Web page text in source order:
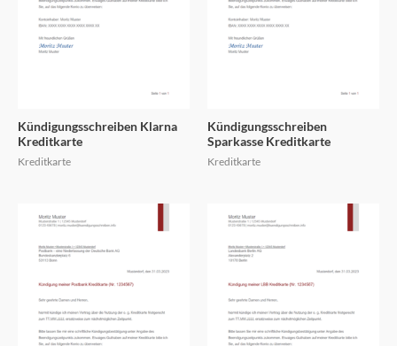
Kündigungsschreiben Klarna
Kreditkarte
Kreditkarte
Kündigungsschreiben
Sparkasse Kreditkarte
Kreditkarte